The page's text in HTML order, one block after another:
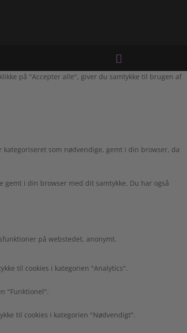
på "Accepter alle", giver du samtykke til brugen af
som nødvendige, gemt i din browser, da
i din browser med dit samtykke. Du har også
på webstedet, anonymt.
til cookies i kategorien "Analytics".
"Funktionel".
til cookies i kategorien "Nødvendigt".